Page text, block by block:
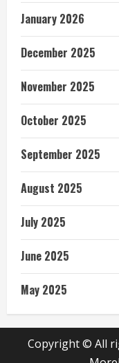
January 2026
December 2025
November 2025
October 2025
September 2025
August 2025
July 2025
June 2025
May 2025
Copyright © All